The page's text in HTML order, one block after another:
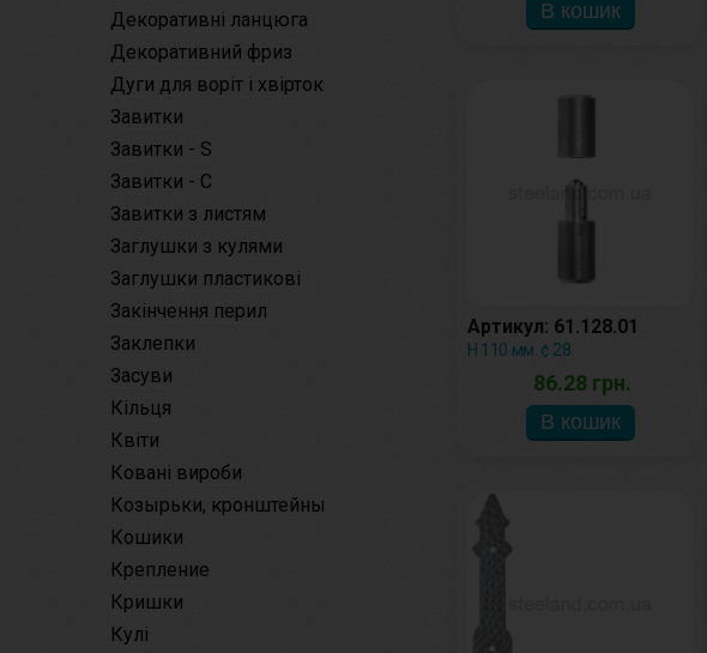
Декоративні ланцюга
Декоративний фриз
Дуги для воріт і хвірток
Завитки
Завитки - S
Завитки - С
Завитки з листям
Заглушки з кулями
Заглушки пластикові
Закінчення перил
Заклепки
Засуви
Кільця
Квіти
Ковані вироби
Козырьки, кронштейны
Кошики
Крепление
Кришки
Кулі
Артикул: 61.128.01
Н 110 мм. ¢ 28
86.28 грн.